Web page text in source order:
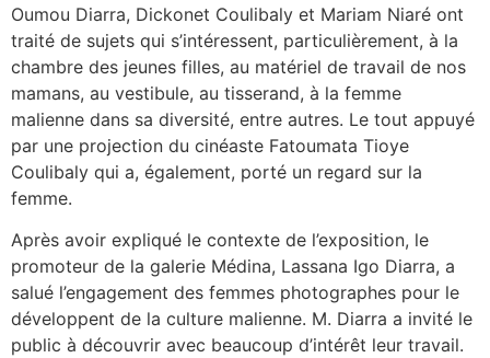
Oumou Diarra, Dickonet Coulibaly et Mariam Niaré ont
traité de sujets qui s’intéressent, particulièrement, à la
chambre des jeunes filles, au matériel de travail de nos
mamans, au vestibule, au tisserand, à la femme
malienne dans sa diversité, entre autres. Le tout appuyé
par une projection du cinéaste Fatoumata Tioye
Coulibaly qui a, également, porté un regard sur la
femme.
Après avoir expliqué le contexte de l’exposition, le
promoteur de la galerie Médina, Lassana Igo Diarra, a
salué l’engagement des femmes photographes pour le
développent de la culture malienne. M. Diarra a invité le
public à découvrir avec beaucoup d’intérêt leur travail.